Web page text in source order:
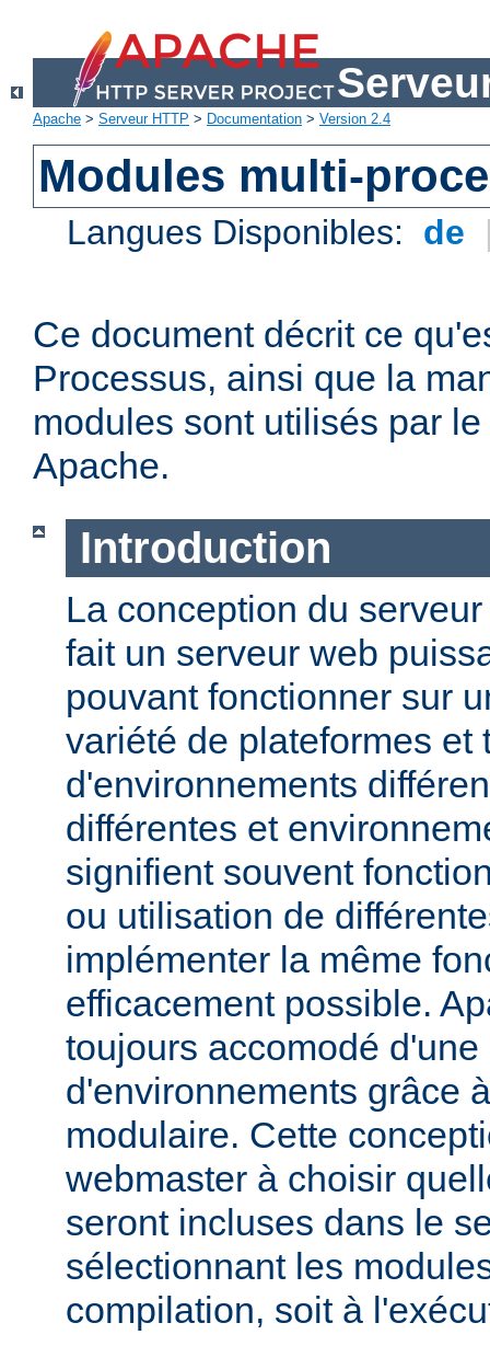
Apache > Serveur HTTP > Documentation > Version 2.4
Modules multi-
Langues Disponibles: de
Ce document décrit ce
Processus, ainsi que la
modules sont utilisés par
Apache.
Introduction
La conception du
fait un serveur web
pouvant fonctionner sur
variété de plateformes et
d'environnements
différentes et
signifient souvent
ou utilisation de
implémenter la même
efficacement possible.
toujours accomodé
d'environnements grâce
modulaire. Cette
webmaster à choisir
seront incluses dans le
sélectionnant les
compilation, soit à